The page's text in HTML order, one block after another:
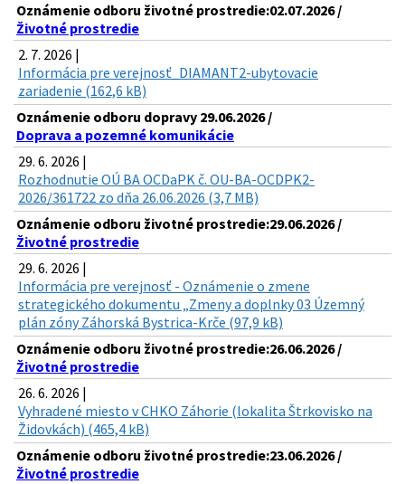
Oznámenie odboru životné prostredie:02.07.2026 /
Životné prostredie
2. 7. 2026 |
Informácia pre verejnosť_DIAMANT2-ubytovacie
zariadenie (162,6 kB)
Oznámenie odboru dopravy 29.06.2026 /
Doprava a pozemné komunikácie
29. 6. 2026 |
Rozhodnutie OÚ BA OCDaPK č. OU-BA-OCDPK2-
2026/361722 zo dňa 26.06.2026 (3,7 MB)
Oznámenie odboru životné prostredie:29.06.2026 /
Životné prostredie
29. 6. 2026 |
Informácia pre verejnosť - Oznámenie o zmene
strategického dokumentu „Zmeny a doplnky 03 Územný
plán zóny Záhorská Bystrica-Krče (97,9 kB)
Oznámenie odboru životné prostredie:26.06.2026 /
Životné prostredie
26. 6. 2026 |
Vyhradené miesto v CHKO Záhorie (lokalita Štrkovisko na
Židovkách) (465,4 kB)
Oznámenie odboru životné prostredie:23.06.2026 /
Životné prostredie